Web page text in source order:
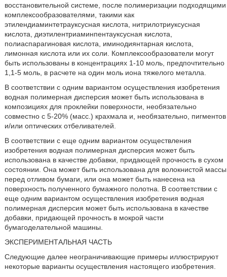
восстановительной системе, после полимеризации подходящими
комплексообразователями, такими как
этилендиаминтетрауксусная кислота, нитрилотриуксусная
кислота, диэтилентриаминпентауксусная кислота,
полиаспарагиновая кислота, иминодиянтарная кислота,
лимонная кислота или их соли. Комплексообразователи могут
быть использованы в концентрациях 1-10 моль, предпочтительно
1,1-5 моль, в расчете на один моль иона тяжелого металла.
В соответствии с одним вариантом осуществления изобретения
водная полимерная дисперсия может быть использована в
композициях для проклейки поверхности, необязательно
совместно с 5-20% (масс.) крахмала и, необязательно, пигментов
и/или оптических отбеливателей.
В соответствии с еще одним вариантом осуществления
изобретения водная полимерная дисперсия может быть
использована в качестве добавки, придающей прочность в сухом
состоянии. Она может быть использована для волокнистой массы
перед отливом бумаги, или она может быть нанесена на
поверхность полученного бумажного полотна. В соответствии с
еще одним вариантом осуществления изобретения водная
полимерная дисперсия может быть использована в качестве
добавки, придающей прочность в мокрой части
бумагоделательной машины.
ЭКСПЕРИМЕНТАЛЬНАЯ ЧАСТЬ
Следующие далее неограничивающие примеры иллюстрируют
некоторые варианты осуществления настоящего изобретения.